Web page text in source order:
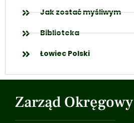
Jak zostać myśliwym
Biblioteka
Łowiec Polski
Zarząd Okręgowy